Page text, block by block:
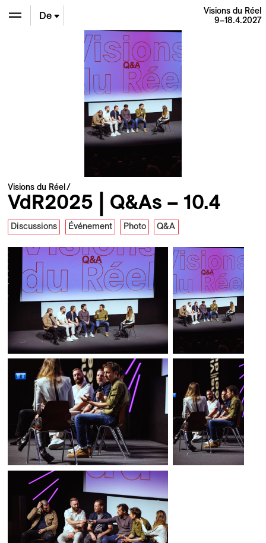
De
Visions du Réel
9–18.4.2027
Visions du Réel
VdR2025 | Q&As – 10.4
Discussions Événement Photo Q&A